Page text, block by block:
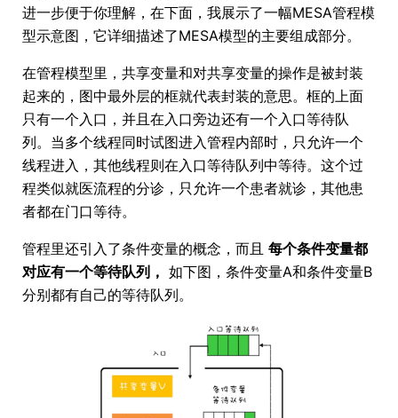
进一步便于你理解，在下面，我展示了一幅MESA管程模
型示意图，它详细描述了MESA模型的主要组成部分。
在管程模型里，共享变量和对共享变量的操作是被封装
起来的，图中最外层的框就代表封装的意思。框的上面
只有一个入口，并且在入口旁边还有一个入口等待队
列。当多个线程同时试图进入管程内部时，只允许一个
线程进入，其他线程则在入口等待队列中等待。这个过
程类似就医流程的分诊，只允许一个患者就诊，其他患
者都在门口等待。
管程里还引入了条件变量的概念，而且 每个条件变量都
对应有一个等待队列， 如下图，条件变量A和条件变量B
分别都有自己的等待队列。